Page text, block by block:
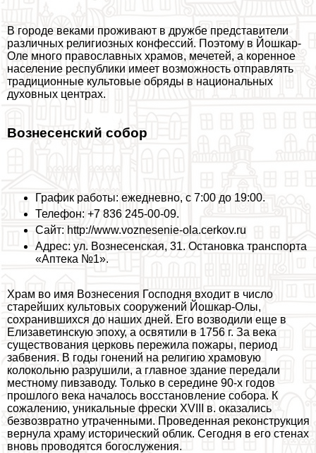
В городе веками проживают в дружбе представители
различных религиозных конфессий. Поэтому в Йошкар-
Оле много православных храмов, мечетей, а коренное
население республики имеет возможность отправлять
традиционные культовые обряды в национальных
духовных центрах.
Вознесенский собор
График работы: ежедневно, с 7:00 до 19:00.
Телефон: +7 836 245-00-09.
Сайт: http://www.voznesenie-ola.cerkov.ru
Адрес: ул. Вознесенская, 31. Остановка трaнcпорта
«Аптека №1».
Храм во имя Вознесения Господня входит в число
старейших культовых сооружений Йошкар-Олы,
сохранившихся до наших дней. Его возводили еще в
Елизаветинскую эпоху, а освятили в 1756 г. За века
существования церковь пережила пожары, период
забвения. В годы гонений на религию храмовую
колокольню разрушили, а главное здание передали
местному пивзаводу. Только в середине 90-х годов
прошлого века началось восстановление собора. К
сожалению, уникальные фрески XVIII в. оказались
безвозвратно утраченными. Проведенная реконструкция
вернула храму исторический облик. Сегодня в его стенах
вновь проводятся богослужения.